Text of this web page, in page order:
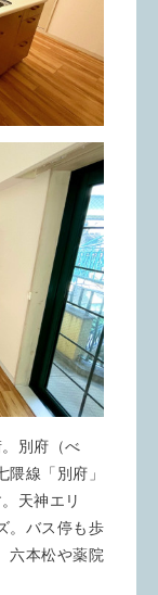
別府（べ
線「別府」
天神エリ
。バス停も歩
六本松や薬院